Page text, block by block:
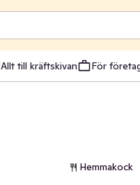
Allt till kräftskivan För
Hemmakock